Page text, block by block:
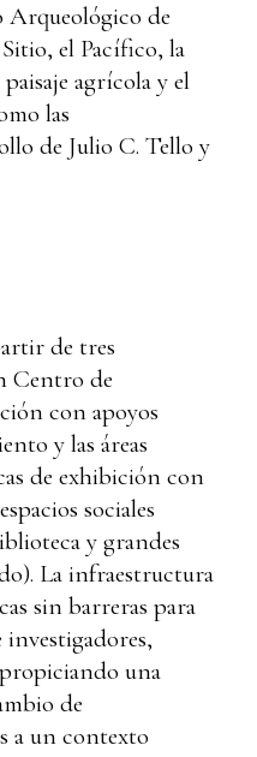
Arqueológico de
el Pacífico, la
agrícola y el
las
de Julio C. Tello y
de tres
Centro de
con apoyos
y las áreas
de exhibición con
sociales
y grandes
La infraestructura
sin barreras para
una
de
a un contexto